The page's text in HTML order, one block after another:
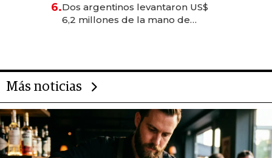
transformadoras
6.Dos argentinos levantaron US$
6,2 millones de la mano de
Más noticias